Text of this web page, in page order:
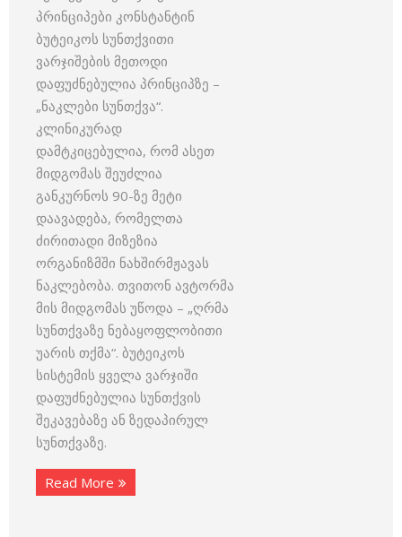
პრინციპები კონსტანტინ
ბუტეიკოს სუნთქვითი
ვარჯიშების მეთოდი
დაფუძნებულია პრინციპზე –
„ნაკლები სუნთქვა“.
კლინიკურად
დამტკიცებულია, რომ ასეთ
მიდგომას შეუძლია
განკურნოს 90-ზე მეტი
დაავადება, რომელთა
ძირითადი მიზეზია
ორგანიზმში ნახშირმჟავას
ნაკლებობა. თვითონ ავტორმა
მის მიდგომას უწოდა – „ღრმა
სუნთქვაზე ნებაყოფლობითი
უარის თქმა“. ბუტეიკოს
სისტემის ყველა ვარჯიში
დაფუძნებულია სუნთქვის
შეკავებაზე ან ზედაპირულ
სუნთქვაზე.
Read More